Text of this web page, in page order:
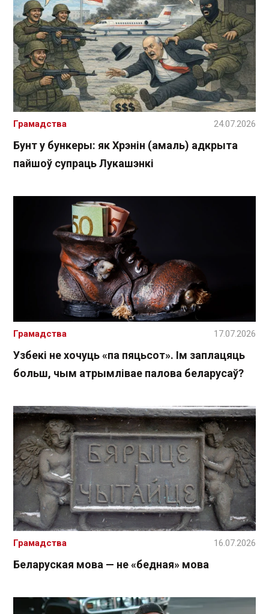
Бунт у бункеры: як Хрэнін (амаль) адкрыта
пайшоў супраць Лукашэнкі
Грамадства 24.07.2026
Узбекі не хочуць «па пяцьсот». Ім заплацяць
больш, чым атрымлівае палова беларусаў?
Грамадства 17.07.2026
Беларуская мова — не «бедная» мова
Грамадства 16.07.2026